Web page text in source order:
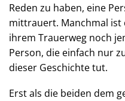
Reden zu haben, eine
mittrauert. Manchmal ist
ih­rem Trauerweg noch
Person, die einfach nur
dieser Geschichte tut.
Erst als die beiden dem